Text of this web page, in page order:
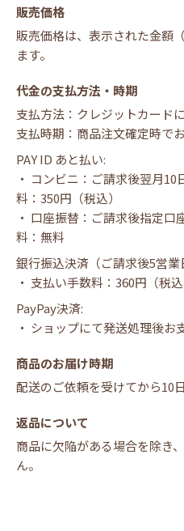
販売価格
販売価格は、表示された金額
ます。
代金の支払方法・時期
支払方法：クレジットカード
支払時期：商品注文確定時で
PAY ID あと払い:
・ コンビニ：ご請求後翌月
料：350円（税込）
・ 口座振替：ご請求後指定
料：無料
銀行振込決済（ご請求後5営業
・ 支払い手数料：360円（税込
PayPay決済:
・ ショップにて発送処理後お
商品のお届け時期
配送のご依頼を受けてから10
返品について
商品に欠陥がある場合を除き
ん。